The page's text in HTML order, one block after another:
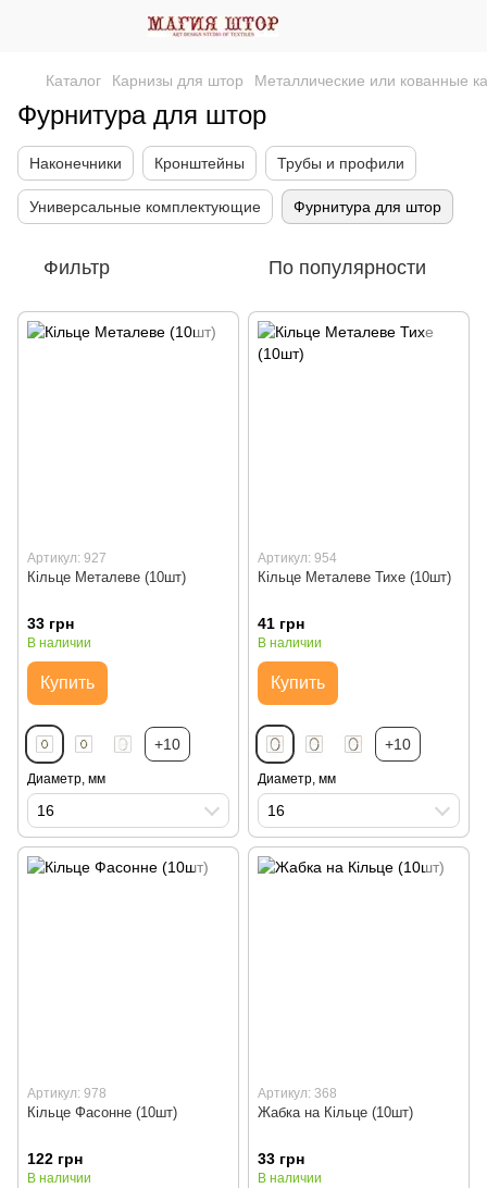
Каталог Карнизы для штор Металлические или кованные
Фурнитура для штор
Наконечники Кронштейны Трубы и профили
Универсальные комплектующие Фурнитура для штор
Фильтр По популярности
Артикул: 927
Кільце Металеве (10шт)
33 грн
В наличии
Купить
+10
Диаметр, мм
16
Артикул: 954
Кільце Металеве Тихе (10шт)
41 грн
В наличии
Купить
+10
Диаметр, мм
16
Артикул: 978
Кільце Фасонне (10шт)
122 грн
В наличии
Артикул: 368
Жабка на Кільце (10шт)
33 грн
В наличии